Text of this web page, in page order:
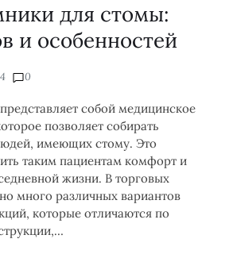
для стомы:
и особенностей
0
собой медицинское
позволяет собирать
имеющих стому. Это
таким пациентам комфорт и
жизни. В торговых
много различных вариантов
которые отличаются по